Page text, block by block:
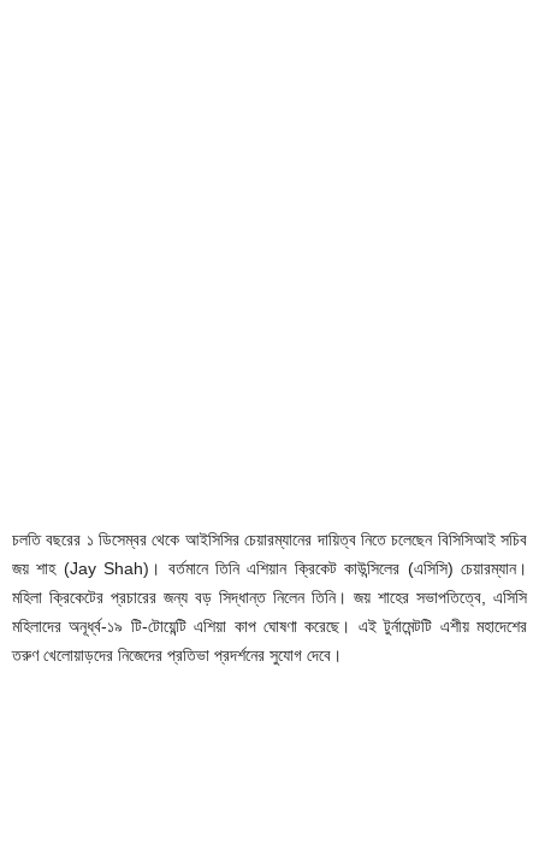
চলতি বছরের ১ ডিসেম্বর থেকে আইসিসির চেয়ারম্যানের দায়িত্ব নিতে চলেছেন বিসিসিআই সচিব
জয় শাহ (Jay Shah)। বর্তমানে তিনি এশিয়ান ক্রিকেট কাউন্সিলের (এসিসি) চেয়ারম্যান।
মহিলা ক্রিকেটের প্রচারের জন্য বড় সিদ্ধান্ত নিলেন তিনি। জয় শাহের সভাপতিত্বে, এসিসি
মহিলাদের অনূর্ধ্ব-১৯ টি-টোয়েন্টি এশিয়া কাপ ঘোষণা করেছে। এই টুর্নামেন্টটি এশীয় মহাদেশের
তরুণ খেলোয়াড়দের নিজেদের প্রতিভা প্রদর্শনের সুযোগ দেবে।